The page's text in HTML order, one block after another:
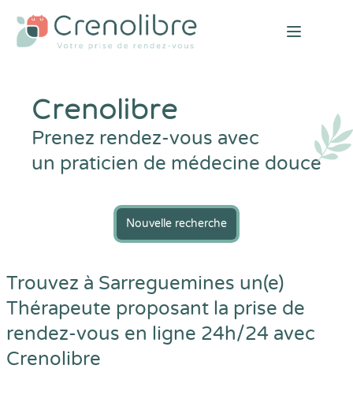
Open
Crenolibre
Prenez rendez-vous avec
un praticien de médecine douce
Nouvelle recherche
Trouvez à Sarreguemines un(e)
Thérapeute proposant la prise de
rendez-vous en ligne 24h/24 avec
Crenolibre